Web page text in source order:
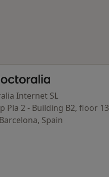
- Homepage
Internet SL
Pla 2 - Building B2, floor 13
Spain